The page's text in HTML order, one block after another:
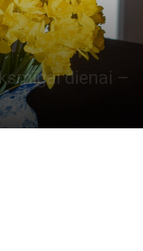
dienai –